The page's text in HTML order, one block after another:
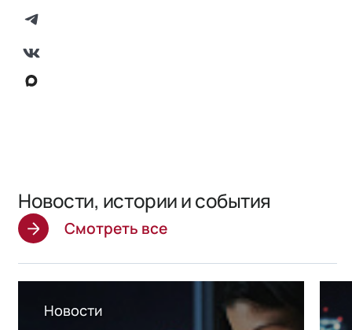
Новости, истории и события
Смотреть все
Новости